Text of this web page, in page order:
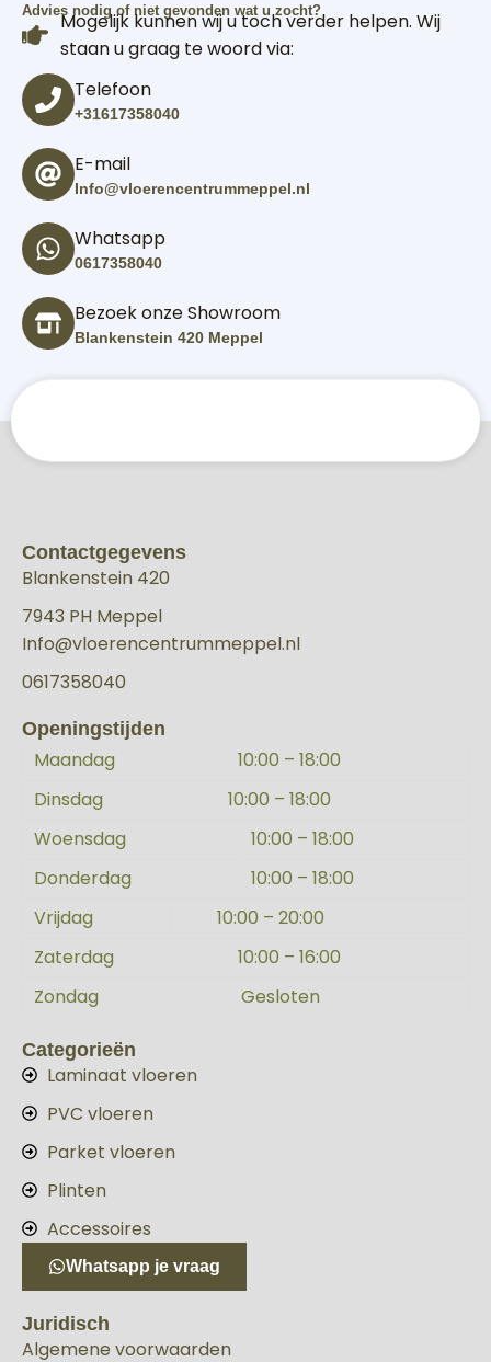
Advies nodig of niet gevonden wat u zocht?
Mogelijk kunnen wij u toch verder helpen. Wij
staan u graag te woord via:
Telefoon
+31617358040
E-mail
Info@vloerencentrummeppel.nl
Whatsapp
0617358040
Bezoek onze Showroom
Blankenstein 420 Meppel
Contactgegevens
Blankenstein 420
7943 PH Meppel
Info@vloerencentrummeppel.nl
0617358040
Openingstijden
Maandag
10:00 – 18:00
Dinsdag
10:00 – 18:00
Woensdag
10:00 – 18:00
Donderdag
10:00 – 18:00
Vrijdag
10:00 – 20:00
Zaterdag
10:00 – 16:00
Zondag
Gesloten
Categorieën
Laminaat vloeren
PVC vloeren
Parket vloeren
Plinten
Accessoires
Whatsapp je vraag
Juridisch
Algemene voorwaarden